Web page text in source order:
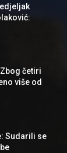
četiri
više od
Sudarili se